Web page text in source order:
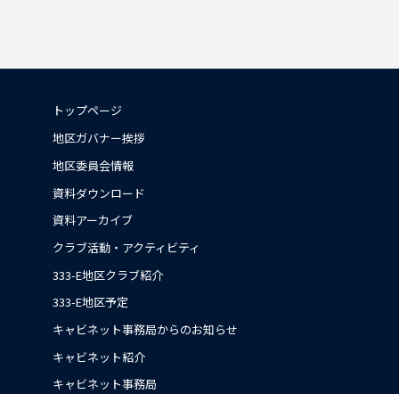
トップページ
地区ガバナー挨拶
地区委員会情報
資料ダウンロード
資料アーカイブ
クラブ活動・アクティビティ
333-E地区クラブ紹介
333-E地区予定
キャビネット事務局からのお知らせ
キャビネット紹介
キャビネット事務局